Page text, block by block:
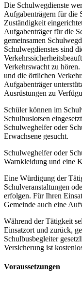
Die Schulwegdienste
Aufgabenträgern für die
Zuständigkeit
Aufgabenträger für die
gemeinsamen
Schulwegdienstes sind
Verkehrswacht zu
und die örtlichen
Aufgabenträger
Ausrüstungen zu
Schüler können im
Schulbuslotsen
Schulweghelfer oder
Erwachsene gesucht.
Schulweghelfer oder
Warnkleidung und eine
Eine Würdigung der
Schulveranstaltungen
erfolgen. Für Ihren
Gemeinde auch eine
Während der Tätigkeit
Einsatzort und zurück,
Schulbusbegleiter
Versicherung ist
Voraussetzungen